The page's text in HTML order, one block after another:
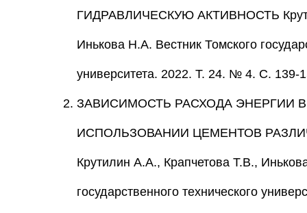
ГИДРАВЛИЧЕСКУЮ АКТИВНОСТЬ
Инькова Н.А. Вестник Томского
университета. 2022. Т. 24. № 4. С. 139-
ЗАВИСИМОСТЬ РАСХОДА ЭНЕРГИИ
ИСПОЛЬЗОВАНИИ ЦЕМЕНТОВ
Крутилин А.А., Крапчетова Т.В.,
государственного технического